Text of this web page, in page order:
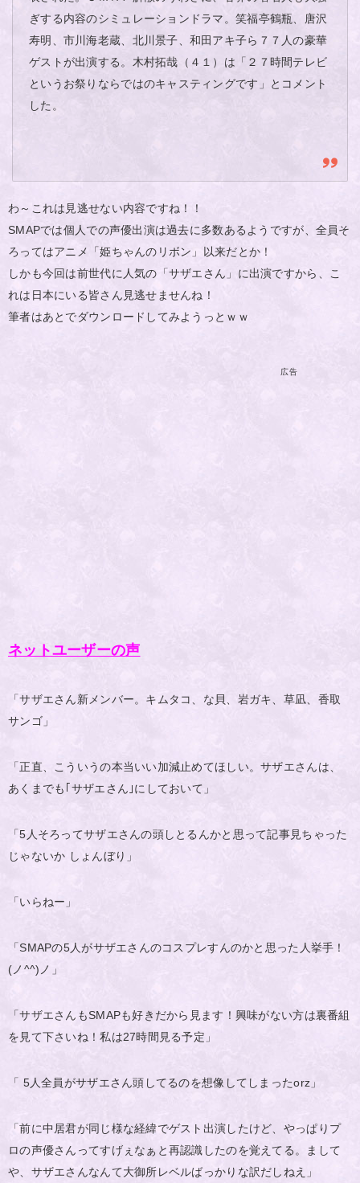
ぎする内容のシミュレーションドラマ。笑福亭鶴瓶、唐沢
寿明、市川海老蔵、北川景子、和田アキ子ら７７人の豪華
ゲストが出演する。木村拓哉（４１）は「２７時間テレビ
というお祭りならではのキャスティングです」とコメント
した。
わ～これは見逃せない内容ですね！！
SMAPでは個人での声優出演は過去に多数あるようですが、全員そ
ろってはアニメ「姫ちゃんのリボン」以来だとか！
しかも今回は前世代に人気の「サザエさん」に出演ですから、こ
れは日本にいる皆さん見逃せませんね！
筆者はあとでダウンロードしてみようっとｗｗ
広告
ネットユーザーの声
「サザエさん新メンバー。キムタコ、な貝、岩ガキ、草凪、香取
サンゴ」
「正直、こういうの本当いい加減止めてほしい。サザエさんは、
あくまでも｢サザエさん｣にしておいて」
「5人そろってサザエさんの頭しとるんかと思って記事見ちゃった
じゃないか しょんぼり」
「いらねー」
「SMAPの5人がサザエさんのコスプレすんのかと思った人挙手！
(ノ^^)ノ」
「サザエさんもSMAPも好きだから見ます！興味がない方は裏番組
を見て下さいね！私は27時間見る予定」
「 5人全員がサザエさん頭してるのを想像してしまったorz」
「前に中居君が同じ様な経緯でゲスト出演したけど、やっぱりプ
ロの声優さんってすげぇなぁと再認識したのを覚えてる。まして
や、サザエさんなんて大御所レベルばっかりな訳だしねえ」